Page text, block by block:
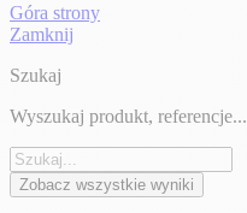
Góra strony
Zamknij
Szukaj
Wyszukaj produkt, referencje...
Zobacz wszystkie wyniki